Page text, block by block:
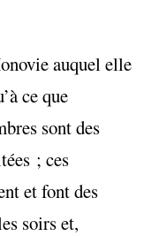
auquel elle
ce que
sont des
; ces
et font des
soirs et,